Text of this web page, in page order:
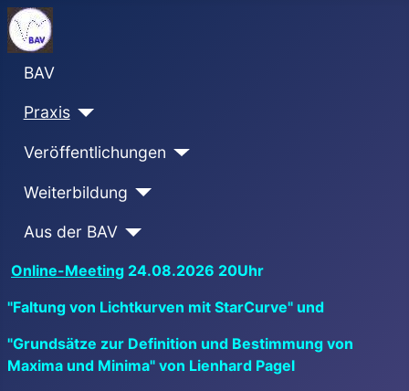
BAV
Praxis
Veröffentlichungen
Weiterbildung
Aus der BAV
Online-Meeting 24.08.2026 20Uhr
"Faltung von Lichtkurven mit StarCurve" und
"Grundsätze zur Definition und Bestimmung von
Maxima und Minima" von Lienhard Pagel